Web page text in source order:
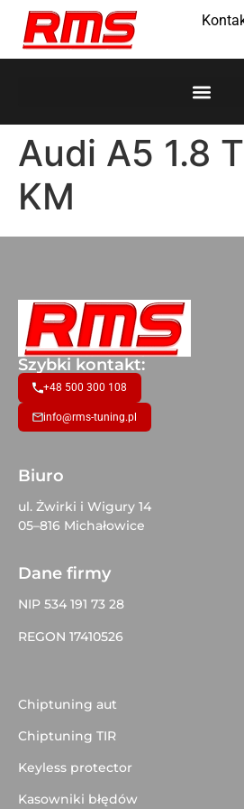
Audi A5 1.8
KM
Szybki kontakt:
+48 500 300 108
info@rms-tuning.pl
Biuro
ul. Żwirki i Wigury 14
05–816 Michałowice
Dane firmy
NIP 534 191 73 28
REGON 17410526
Chiptuning aut
Chiptuning TIR
Keyless protector
Kasowniki błędów